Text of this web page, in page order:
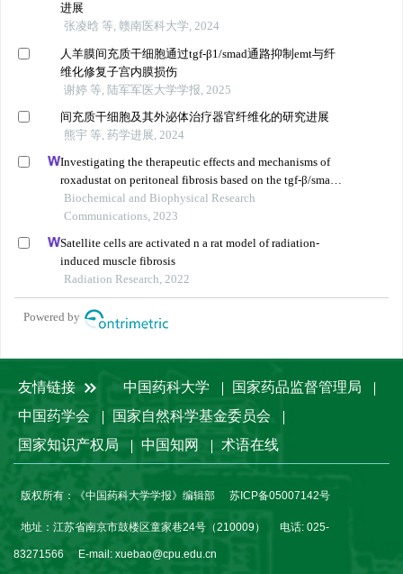
进展
张凌晗 等, 赣南医科大学, 2024
人羊膜间充质干细胞通过tgf-β1/smad通路抑制emt与纤
维化修复子宫内膜损伤
谢婷 等, 陆军军医大学学报, 2025
间充质干细胞及其外泌体治疗器官纤维化的研究进展
熊宇 等, 药学进展, 2024
Investigating the therapeutic effects and mechanisms of
roxadustat on peritoneal fibrosis based on the tgf-β/smad
pathway
Biochemical and Biophysical Research
Communications, 2023
Satellite cells are activated n a rat model of radiation-
induced muscle fibrosis
Radiation Research, 2022
Powered by
友情链接 中国药科大学
国家药品监督管理局
中国药学会
国家自然科学基金委员会
国家知识产权局
中国知网 术语在线
版权所有：《中国药科大学学报》编辑部 苏ICP备05007142号
地址：江苏省南京市鼓楼区童家巷24号（210009） 电话: 025-
83271566 E-mail: xuebao@cpu.edu.cn